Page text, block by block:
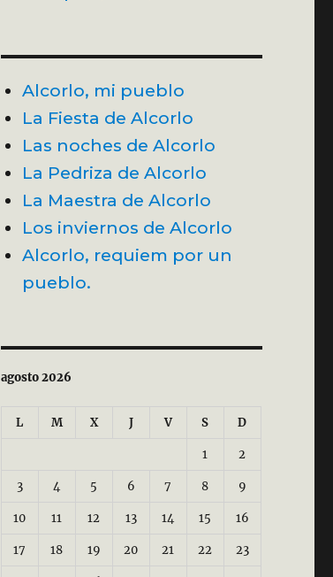
Alcorlo, mi pueblo
La Fiesta de Alcorlo
Las noches de Alcorlo
La Pedriza de Alcorlo
La Maestra de Alcorlo
Los inviernos de Alcorlo
Alcorlo, requiem por un
pueblo.
agosto 2026
L M X J V S D
1 2
3 4 5 6 7 8 9
10 11 12 13 14 15 16
17 18 19 20 21 22 23